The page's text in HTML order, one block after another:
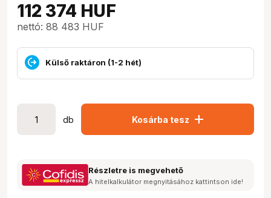
112 374 HUF
nettó: 88 483 HUF
Külső raktáron (1-2 hét)
db Kosárba tesz add
Részletre is megvehető
A hitelkalkulátor megnyitásához kattintson ide!